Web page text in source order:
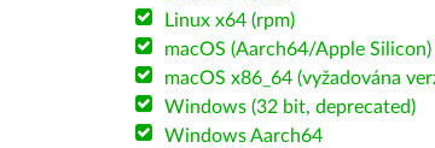
Linux x64 (rpm)
macOS (Aarch64/Apple Silicon)
macOS x86_64 (vyžadována
Windows (32 bit, deprecated)
Windows Aarch64